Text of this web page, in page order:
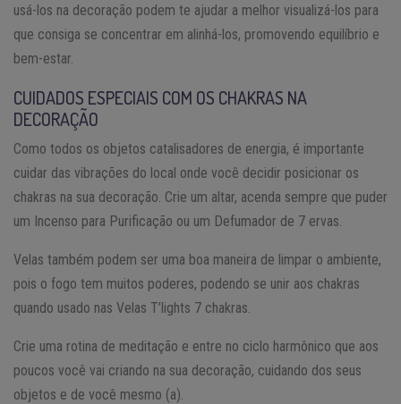
usá-los na decoração podem te ajudar a melhor visualizá-los para
que consiga se concentrar em alinhá-los, promovendo equilíbrio e
bem-estar.
CUIDADOS ESPECIAIS COM OS CHAKRAS NA
DECORAÇÃO
Como todos os objetos catalisadores de energia, é importante
cuidar das vibrações do local onde você decidir posicionar os
chakras na sua decoração. Crie um altar, acenda sempre que puder
um Incenso para Purificação ou um Defumador de 7 ervas.
Velas também podem ser uma boa maneira de limpar o ambiente,
pois o fogo tem muitos poderes, podendo se unir aos chakras
quando usado nas Velas T’lights 7 chakras.
Crie uma rotina de meditação e entre no ciclo harmônico que aos
poucos você vai criando na sua decoração, cuidando dos seus
objetos e de você mesmo (a).